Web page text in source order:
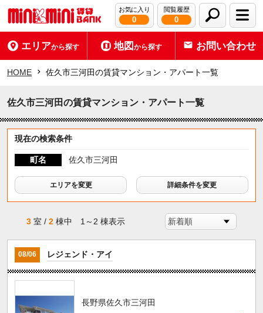
お気に入り
0
閲覧履歴
0
エリアから探す 地図から探す お問い合わせ
HOME 佐久市三河田の賃貸マンション・アパート一覧
佐久市三河田の賃貸マンション・アパート一覧
現在の検索条件
町名 佐久市三河田
エリアを変更 詳細条件を変更
3 室 /2 棟中 1～2 棟表示
08/06 レジェンド・アイ
長野県佐久市三河田